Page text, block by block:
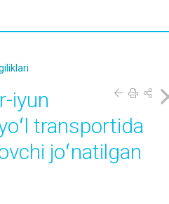
iyun
transportida
joʻnatilgan